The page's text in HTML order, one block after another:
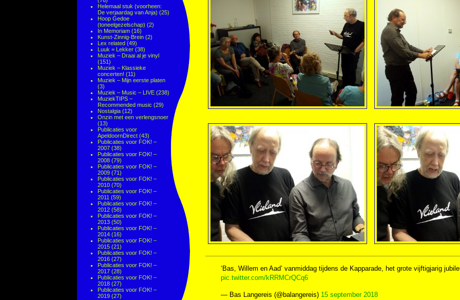
Helemaal stuk (voorheen:
De verjaardag van Anja) (25)
Hoop Gedoe
(toneelgezelschap) (2)
In Memoriam (16)
Kunst-Zinnig-Brein (2)
Lex related (49)
Luuk = Lekker (38)
Muziek – Draai al je vinyl
(151)
Muziek – Klassieke
concerten! (11)
Muziek – Mijn eerste platen
(3)
Muziek – Music – LIVE (238)
MuziekTIPS –
Recommended music (29)
Nostalgia (12)
Onzin met een verlengsnoer
(13)
Publicaties voor
ApeldoornDirect (43)
Publicaties voor FOK! –
2007 (38)
Publicaties voor FOK! –
2008 (79)
Publicaties voor FOK! –
2009 (71)
Publicaties voor FOK! –
2010 (70)
Publicaties voor FOK! –
2011 (59)
Publicaties voor FOK! –
2012 (58)
Publicaties voor FOK! –
2013 (50)
Publicaties voor FOK! –
2014 (16)
Publicaties voor FOK! –
2015 (21)
Publicaties voor FOK! –
2016 (27)
Publicaties voor FOK! –
2017 (28)
Publicaties voor FOK! –
2018 (27)
Publicaties voor FOK! –
2019 (27)
‘Bas, Willem en Aad’ vanmiddag tijdens de Kapparade, het grote vijftigjarig
pic.twitter.com/kRRMCrQCq6
— Bas Langereis (@balangereis) 15 september 2018